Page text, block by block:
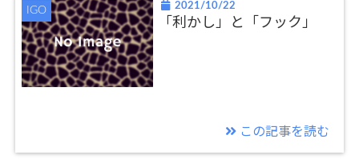
IGO 2021/10/22
「利かし」と「フック」
この記事を読む